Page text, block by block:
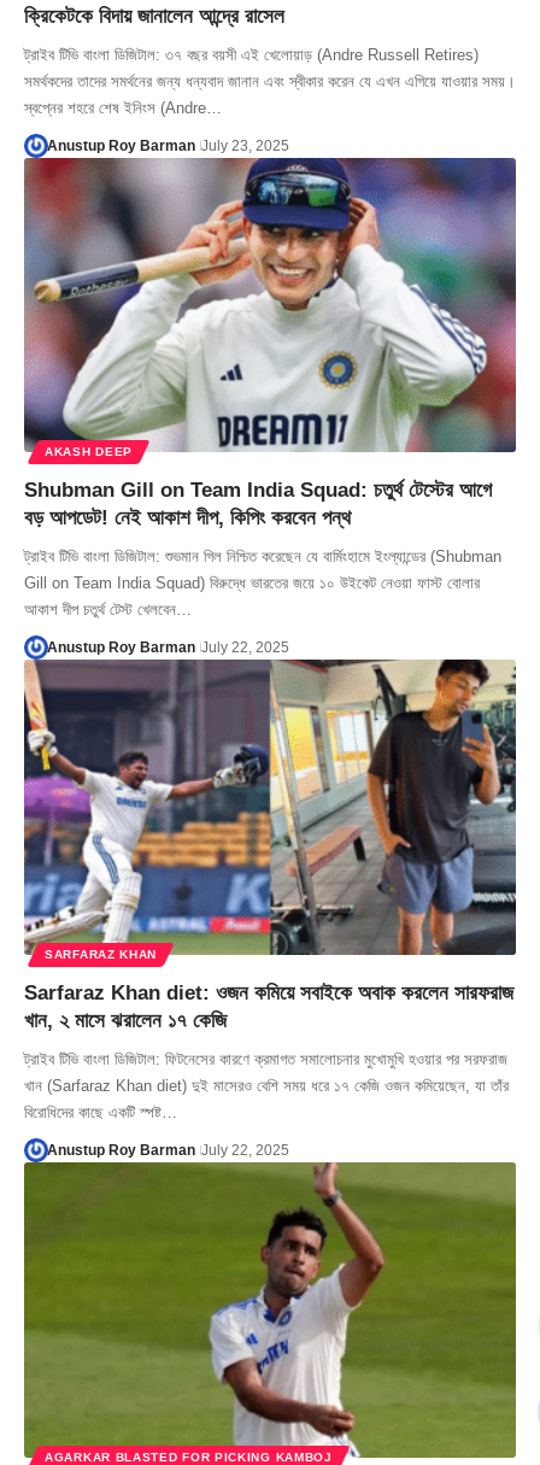
ক্রিকেটকে বিদায় জানালেন আন্দ্রে রাসেল
ট্রাইব টিভি বাংলা ডিজিটাল: ৩৭ বছর বয়সী এই খেলোয়াড় (Andre Russell Retires)
সমর্থকদের তাদের সমর্থনের জন্য ধন্যবাদ জানান এবং স্বীকার করেন যে এখন এগিয়ে যাওয়ার সময়।
স্বপ্নের শহরে শেষ ইনিংস (Andre…
Anustup Roy Barman July 23, 2025
AKASH DEEP
Shubman Gill on Team India Squad: চতুর্থ টেস্টের আগে
বড় আপডেট! নেই আকাশ দীপ, কিপিং করবেন পন্থ
ট্রাইব টিভি বাংলা ডিজিটাল: শুভমান গিল নিশ্চিত করেছেন যে বার্মিংহামে ইংল্যান্ডের (Shubman
Gill on Team India Squad) বিরুদ্ধে ভারতের জয়ে ১০ উইকেট নেওয়া ফাস্ট বোলার
আকাশ দীপ চতুর্থ টেস্ট খেলবেন…
Anustup Roy Barman July 22, 2025
SARFARAZ KHAN
Sarfaraz Khan diet: ওজন কমিয়ে সবাইকে অবাক করলেন সারফরাজ
খান, ২ মাসে ঝরালেন ১৭ কেজি
ট্রাইব টিভি বাংলা ডিজিটাল: ফিটনেসের কারণে ক্রমাগত সমালোচনার মুখোমুখি হওয়ার পর সরফরাজ
খান (Sarfaraz Khan diet) দুই মাসেরও বেশি সময় ধরে ১৭ কেজি ওজন কমিয়েছেন, যা তাঁর
বিরোধিদের কাছে একটি স্পষ্ট…
Anustup Roy Barman July 22, 2025
AGARKAR BLASTED FOR PICKING KAMBOJ